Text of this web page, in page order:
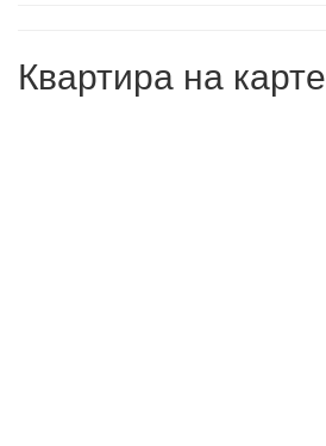
Квартира на карте